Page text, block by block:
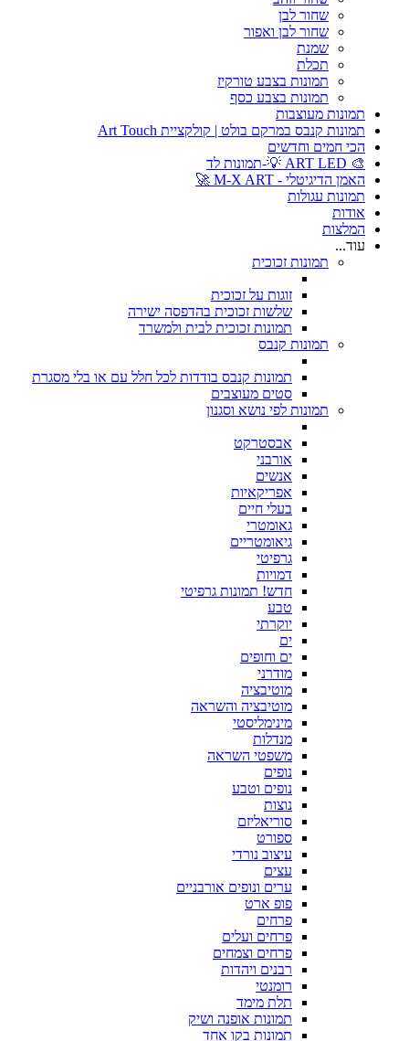
שחור לבן
שחור לבן ואפור
שמנת
תכלת
תמונות בצבע טורקיז
תמונות בצבע כסף
תמונות מעוצבות
תמונות קנבס במרקם בולט | קולקציית Art Touch
הכי חמים וחדשים
🎨 ART LED 💡-תמונות לד
האמן הדיגיטלי - M-X ART 🚀
תמונות עגולות
אודות
המלצות
עוד...
תמונות זכוכית
זוגות על זכוכית
שלשות זכוכית בהדפסה ישירה
תמונות זכוכית לבית ולמשרד
תמונות קנבס
תמונות קנבס בודדות לכל חלל עם או בלי מסגרת
סטים מעוצבים
תמונות לפי נושא וסגנון
אבסטרקט
אורבני
אנשים
אפריקאיות
בעלי חיים
גאומטרי
גיאומטריים
גרפיטי
דמויות
חדש! תמונות גרפיטי
טבע
יוקרתי
ים
ים וחופים
מודרני
מוטיבציה
מוטיבציה והשראה
מינימליסטי
מנדלות
משפטי השראה
נופים
נופים וטבע
נוצות
סוריאליזם
ספורט
עיצוב נורדי
עצים
ערים ונופים אורבניים
פופ ארט
פרחים
פרחים ועלים
פרחים וצמחים
רבנים ויהדות
רומנטי
תלת מימד
תמונות אופנה ושיק
תמונות בקו אחד